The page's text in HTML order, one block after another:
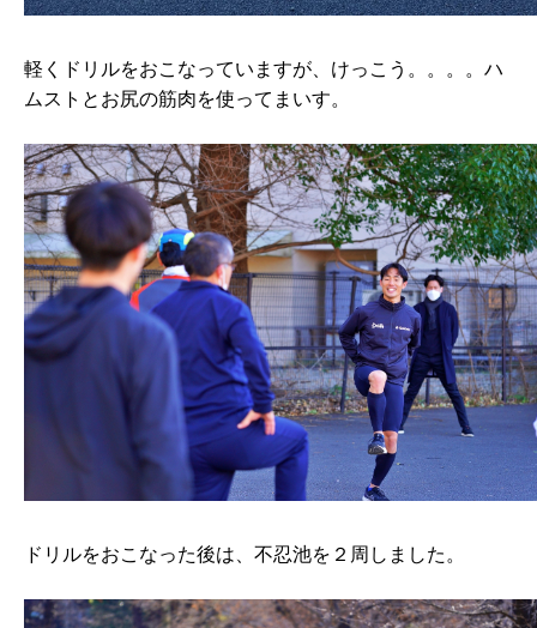
軽くドリルをおこなっていますが、けっこう。。。。ハ
ムストとお尻の筋肉を使ってまいす。
ドリルをおこなった後は、不忍池を２周しました。